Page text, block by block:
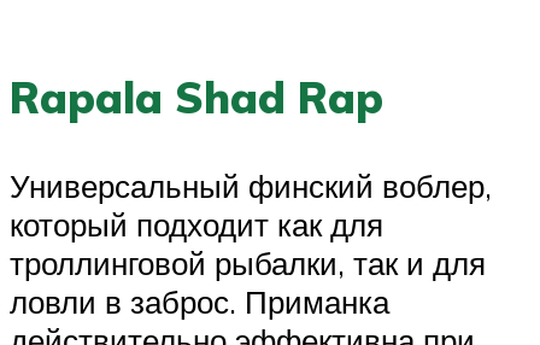
Rapala Shad Rap
Универсальный финский воблер,
который подходит как для
троллинговой рыбалки, так и для
ловли в заброс. Приманка